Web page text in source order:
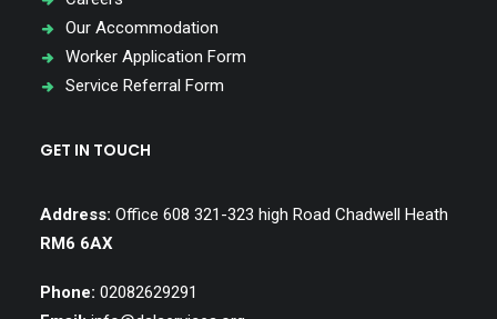
Our Accommodation
Worker Application Form
Service Referral Form
GET IN TOUCH
Address: Office 608 321-323 high Road Chadwell Heath
RM6 6AX
Phone: 02082629291